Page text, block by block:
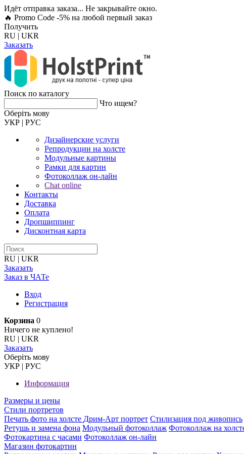
Идёт отправка заказа... Не закрывайте окно.
🔥 Promo Code -5% на любой первый заказ
Получить
RU | UKR
Заказать
Поиск по каталогу
Что ищем?
Оберiть мову
УКР | РУС
Дизайнерские услуги
Репродукции на холсте
Модульные картины
Рамки для картин
Фотоколлаж он-лайн
Chat online
Контакты
Доставка
Оплата
Дропшиппинг
Дисконтная карта
RU | UKR
Заказать
Заказ в ЧАТе
Вход
Регистрация
Корзина 0
Ничего не куплено!
RU | UKR
Заказать
Оберiть мову
УКР | РУС
Информация
Размеры и цены
Стили портретов
Печать фото на холсте Дрим-Арт портрет Стилизация под живопись
Ретушь и замена фона Модульный фотоколлаж Фотоколлаж на
Фотокартина с часами Фотоколлаж он-лайн
Магазин фотокартин